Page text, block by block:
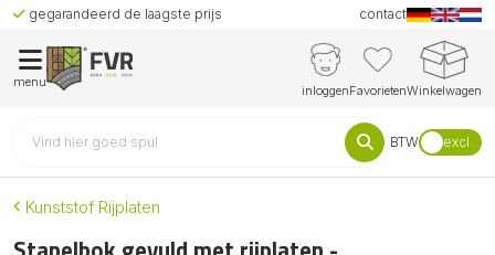
gegarandeerd de laagste prijs contact
menu
inloggenFavorietenWinkelwagen
BTW excl.
Kunststof Rijplaten